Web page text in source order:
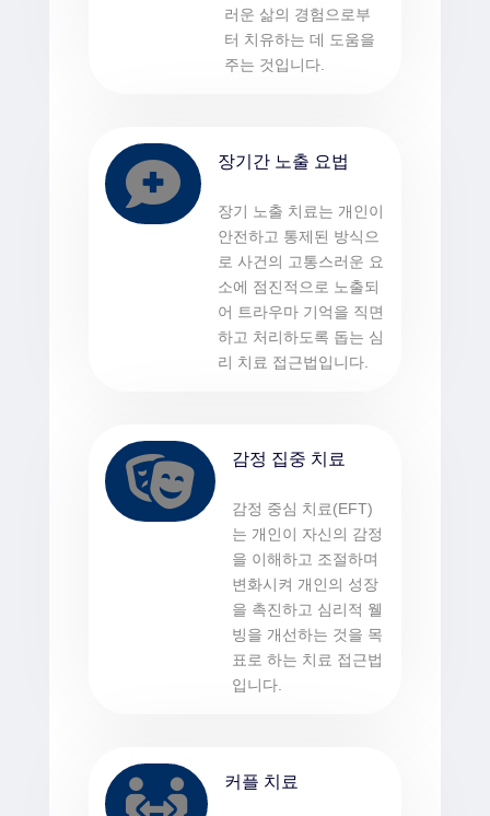
러운 삶의 경험으로부
터 치유하는 데 도움을
주는 것입니다.
 장기간 노출 요법
장기 노출 치료는 개인이
안전하고 통제된 방식으
로 사건의 고통스러운 요
소에 점진적으로 노출되
어 트라우마 기억을 직면
하고 처리하도록 돕는 심
리 치료 접근법입니다.
 감정 집중 치료
감정 중심 치료(EFT)
는 개인이 자신의 감정
을 이해하고 조절하며
변화시켜 개인의 성장
을 촉진하고 심리적 웰
빙을 개선하는 것을 목
표로 하는 치료 접근법
입니다.
 커플 치료